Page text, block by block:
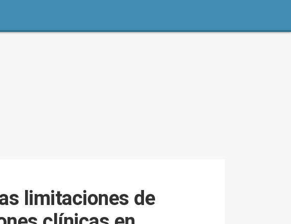
limitaciones de